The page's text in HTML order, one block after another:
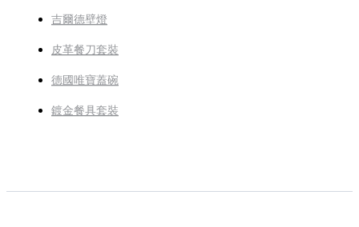
吉爾德壁燈
皮革餐刀套裝
德國唯寶蓋碗
鍍金餐具套裝